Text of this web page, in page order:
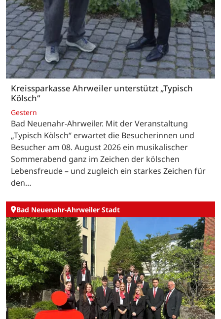
Kreissparkasse Ahrweiler unterstützt „Typisch
Kölsch“
Gestern
Bad Neuenahr-Ahrweiler. Mit der Veranstaltung
„Typisch Kölsch“ erwartet die Besucherinnen und
Besucher am 08. August 2026 ein musikalischer
Sommerabend ganz im Zeichen der kölschen
Lebensfreude – und zugleich ein starkes Zeichen für
den…
Bad Neuenahr-Ahrweiler Stadt